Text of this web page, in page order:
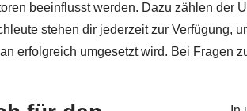
beeinflusst werden. Dazu zählen der
stehen dir jederzeit zur Verfügung,
erfolgreich umgesetzt wird. Bei Fragen